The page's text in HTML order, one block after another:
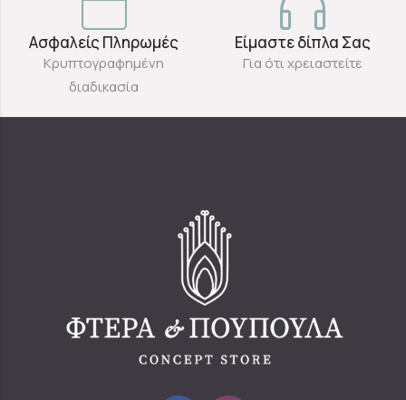
Ασφαλείς Πληρωμές
Κρυπτογραφημένη
διαδικασία
Είμαστε δίπλα Σας
Για ότι χρειαστείτε